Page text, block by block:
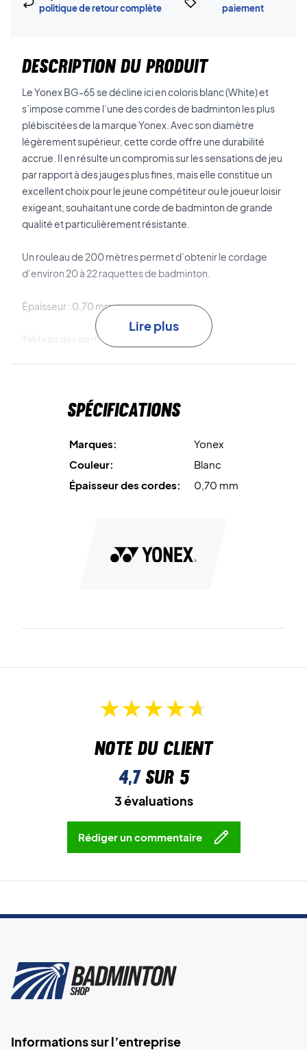
politique de retour complète
paiement
DESCRIPTION DU PRODUIT
Le Yonex BG-65 se décline ici en coloris blanc (White) et
s’impose comme l’une des cordes de badminton les plus
plébiscitées de la marque Yonex. Avec son diamètre
légèrement supérieur, cette corde offre une durabilité
accrue. Il en résulte un compromis sur les sensations de jeu
par rapport à des jauges plus fines, mais elle constitue un
excellent choix pour le jeune compétiteur ou le joueur loisir
exigeant, souhaitant une corde de badminton de grande
qualité et particulièrement résistante.
Un rouleau de 200 mètres permet d’obtenir le cordage
d’environ 20 à 22 raquettes de badminton.
Épaisseur : 0,70 mm
Tableau des performances Yonex :
Shock Absorption (Absorption des chocs) : 6/10
Lire plus
Spécifications
Marques:
Yonex
Couleur:
Blanc
Épaisseur des cordes:
0,70 mm
Note du client
4,7sur 5
3 évaluations
Rédiger un commentaire
Informations sur l’entreprise